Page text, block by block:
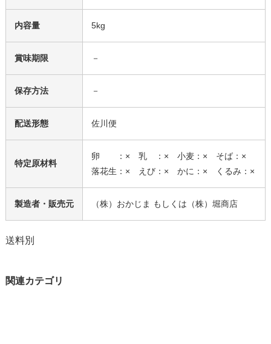
内容量 5kg
賞味期限 －
保存方法 －
配送形態 佐川便
特定原材料
卵 ：× 乳 ：× 小麦：× そば：×
落花生：× えび：× かに：× くるみ：×
製造者・販売元 （株）おかじま もしくは（株）堀商店
送料別